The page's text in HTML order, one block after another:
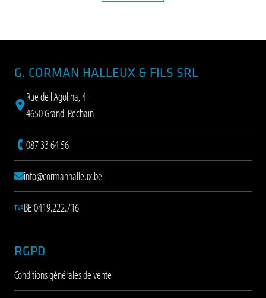
Aménagement d’un cuisine
G. CORMAN HALLEUX & FILS SRL
Rue de l'Agolina, 4
4650 Grand-Rechain
087 33 64 56
info@cormanhalleux.be
TVABE 0419.222.716
RGPD
Conditions générales de vente